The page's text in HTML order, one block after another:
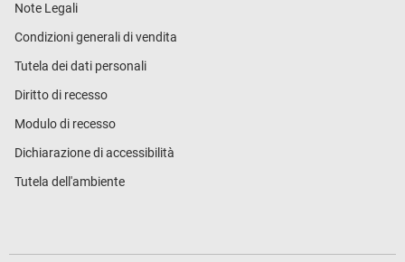
Note Legali
Condizioni generali di vendita
Tutela dei dati personali
Diritto di recesso
Modulo di recesso
Dichiarazione di accessibilità
Tutela dell'ambiente